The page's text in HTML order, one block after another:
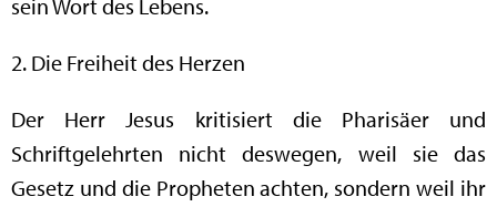
sein Wort des Lebens.
2. Die Freiheit des Herzen
Der Herr Jesus kritisiert die Pharisäer und
Schriftgelehrten nicht deswegen, weil sie das
Gesetz und die Propheten achten, sondern weil ihr